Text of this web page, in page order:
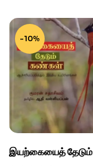
-10%
இயற்கையைத் தேடும்